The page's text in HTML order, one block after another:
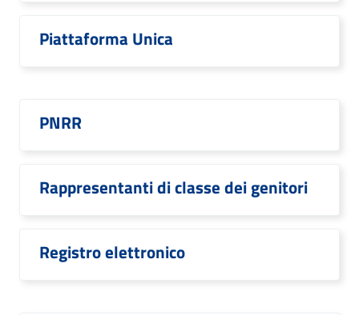
Piattaforma Unica
PNRR
Rappresentanti di classe dei genitori
Registro elettronico